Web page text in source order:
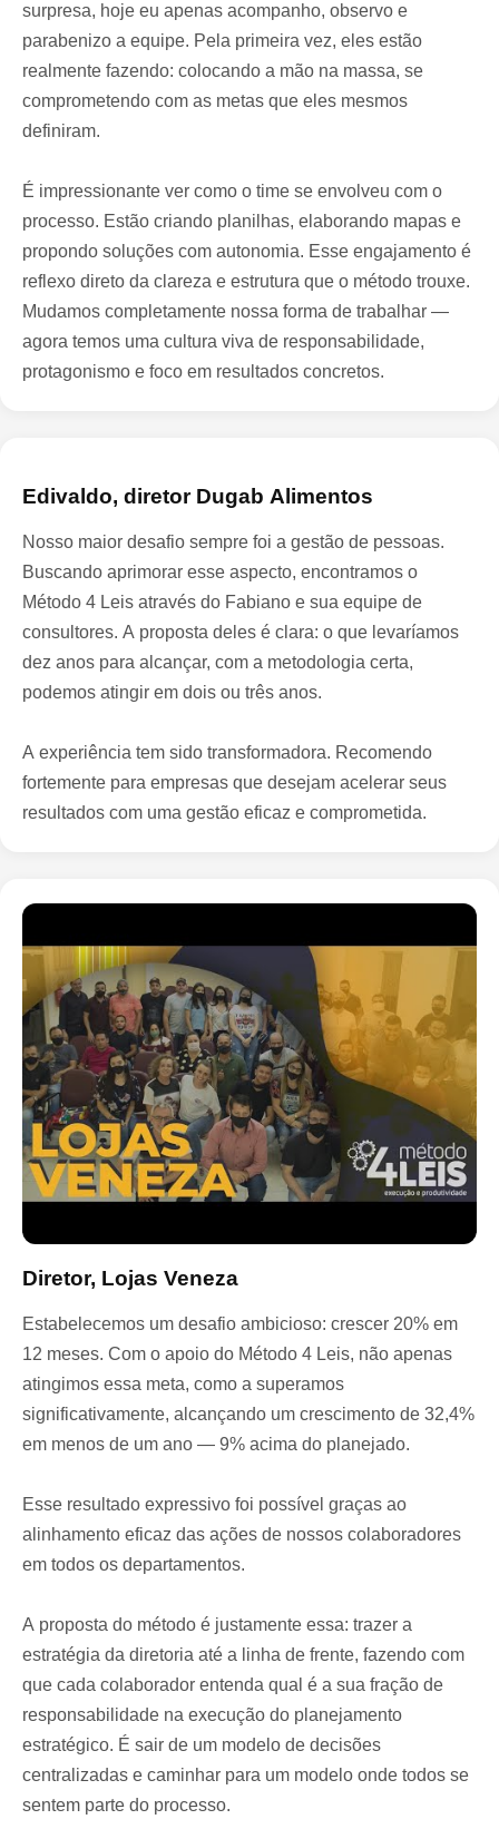
surpresa, hoje eu apenas acompanho, observo e
parabenizo a equipe. Pela primeira vez, eles estão
realmente fazendo: colocando a mão na massa, se
comprometendo com as metas que eles mesmos
definiram.
É impressionante ver como o time se envolveu com o
processo. Estão criando planilhas, elaborando mapas e
propondo soluções com autonomia. Esse engajamento é
reflexo direto da clareza e estrutura que o método trouxe.
Mudamos completamente nossa forma de trabalhar —
agora temos uma cultura viva de responsabilidade,
protagonismo e foco em resultados concretos.
Edivaldo, diretor Dugab Alimentos
Nosso maior desafio sempre foi a gestão de pessoas.
Buscando aprimorar esse aspecto, encontramos o
Método 4 Leis através do Fabiano e sua equipe de
consultores. A proposta deles é clara: o que levaríamos
dez anos para alcançar, com a metodologia certa,
podemos atingir em dois ou três anos.
A experiência tem sido transformadora. Recomendo
fortemente para empresas que desejam acelerar seus
resultados com uma gestão eficaz e comprometida.
Diretor, Lojas Veneza
Estabelecemos um desafio ambicioso: crescer 20% em
12 meses. Com o apoio do Método 4 Leis, não apenas
atingimos essa meta, como a superamos
significativamente, alcançando um crescimento de 32,4%
em menos de um ano — 9% acima do planejado.
Esse resultado expressivo foi possível graças ao
alinhamento eficaz das ações de nossos colaboradores
em todos os departamentos.
A proposta do método é justamente essa: trazer a
estratégia da diretoria até a linha de frente, fazendo com
que cada colaborador entenda qual é a sua fração de
responsabilidade na execução do planejamento
estratégico. É sair de um modelo de decisões
centralizadas e caminhar para um modelo onde todos se
sentem parte do processo.